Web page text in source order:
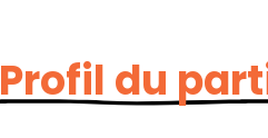
Profil du